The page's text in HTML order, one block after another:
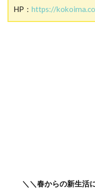
HP： https://
＼＼春からの新生活